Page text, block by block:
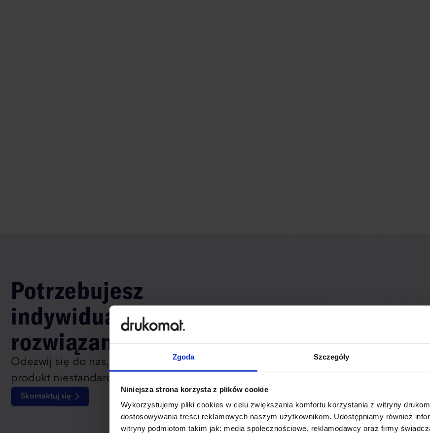
Zgoda Szczegóły
Niniejsza strona korzysta z plików cookie
Wykorzystujemy pliki cookies w celu zwiększania komfortu korzystania z witryny
dostosowywania treści reklamowych naszym użytkownikom. Udostępniamy również
witryny podmiotom takim jak: media społecznościowe, reklamodawcy oraz firmy
Potrzebujesz
indywidualnego
rozwiązania?
Odezwij się do nas, aby omówić
produkt niestandardowy.
Skontaktuj się